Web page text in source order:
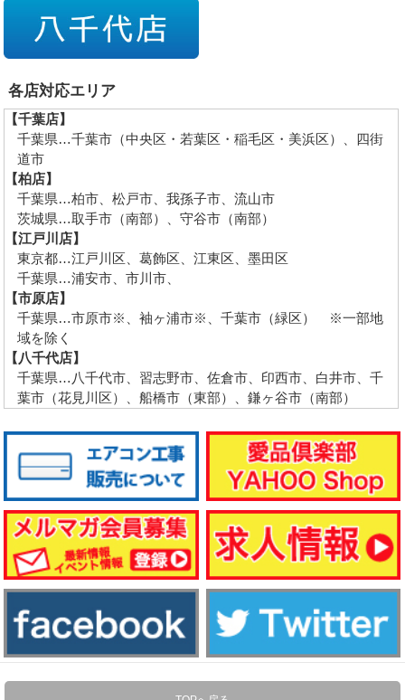
各店対応エリア
【千葉店】
千葉県…千葉市（中央区・若葉区・稲毛区・美浜区）、四街
道市
【柏店】
千葉県…柏市、松戸市、我孫子市、流山市
茨城県…取手市（南部）、守谷市（南部）
【江戸川店】
東京都…江戸川区、葛飾区、江東区、墨田区
千葉県…浦安市、市川市、
【市原店】
千葉県…市原市※、袖ヶ浦市※、千葉市（緑区） ※一部地
域を除く
【八千代店】
千葉県…八千代市、習志野市、佐倉市、印西市、白井市、千
葉市（花見川区）、船橋市（東部）、鎌ヶ谷市（南部）